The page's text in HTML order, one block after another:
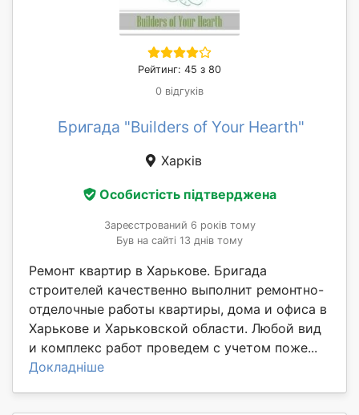
Рейтинг: 45 з 80
0 відгуків
Бригада "Builders of Your Hearth"
Харків
Особистість підтверджена
Зареєстрований 6 років тому
Був на сайті 13 днів тому
Ремонт квартир в Харькове. Бригада
строителей качественно выполнит ремонтно-
отделочные работы квартиры, дома и офиса в
Харькове и Харьковской области. Любой вид
и комплекс работ проведем с учетом поже...
Докладніше